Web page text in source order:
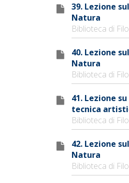
39. Lezione
Natura
Biblioteca di
40. Lezione
Natura
Biblioteca di
41. Lezione
tecnica
Biblioteca di
42. Lezione
Natura
Biblioteca di